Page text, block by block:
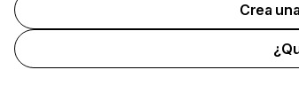
Crea